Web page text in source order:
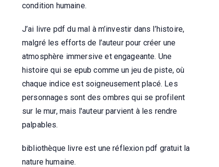
condition humaine.
J’ai livre pdf du mal à m’investir dans l’histoire,
malgré les efforts de l’auteur pour créer une
atmosphère immersive et engageante. Une
histoire qui se epub comme un jeu de piste, où
chaque indice est soigneusement placé. Les
personnages sont des ombres qui se profilent
sur le mur, mais l'auteur parvient à les rendre
palpables.
bibliothèque livre est une réflexion pdf gratuit la
nature humaine.